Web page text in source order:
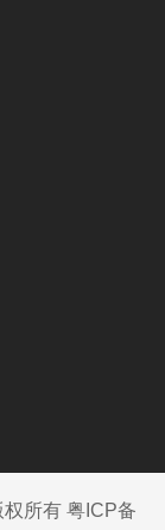
权所有 粤ICP备